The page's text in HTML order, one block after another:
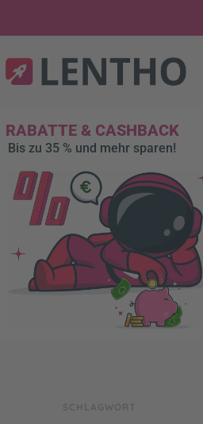
RABATTE & CASHBACK
Bis zu 35 % und mehr sparen!